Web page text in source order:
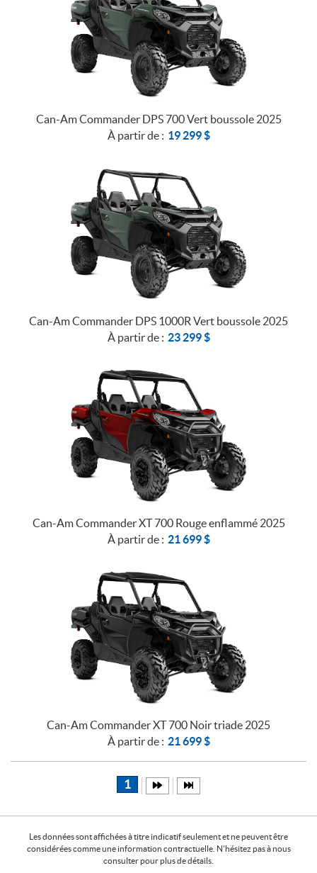
Can-Am Commander DPS 700 Vert boussole 2025
À partir de : 19 299$
Can-Am Commander DPS 1000R Vert boussole 2025
À partir de : 23 299$
Can-Am Commander XT 700 Rouge enflammé 2025
À partir de : 21 699$
Can-Am Commander XT 700 Noir triade 2025
À partir de : 21 699$
1
Les données sont affichées à titre indicatif seulement et ne peuvent être
considérées comme une information contractuelle. N'hésitez pas à nous
consulter pour plus de détails.